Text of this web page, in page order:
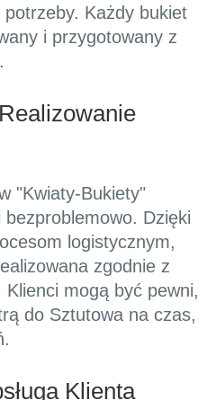
Każdy bukiet
i przygotowany z
"Kwiaty-Bukiety"
Dzięki
logistycznym,
zgodnie z
mogą być pewni,
do Sztutowa na czas,
Klienta